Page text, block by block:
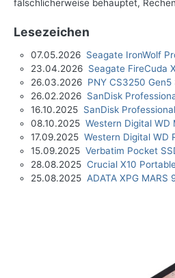
fälschlicherweise behauptet,
Lesezeichen
07.05.2026 Seagate IronWolf
23.04.2026 Seagate FireCuda
26.03.2026 PNY CS3250
26.02.2026 SanDisk
16.10.2025 SanDisk
08.10.2025 Western Digital WD
17.09.2025 Western Digital WD
15.09.2025 Verbatim Pocket
28.08.2025 Crucial X10
25.08.2025 ADATA XPG MARS